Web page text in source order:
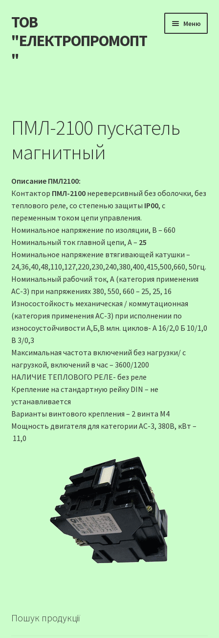
Перейти
до
навігації
Перейти
до
вмісту
ТОВ
"ЕЛЕКТРОПРОМОПТ
"
Меню
Прайс
Контакти
Про компанію
Карта сайту
ПМЛ-2100 пускатель
магнитный
Описание ПМЛ2100:
Контактор ПМЛ-2100нереверсивный без оболочки, без
теплового реле, со степенью защиты IP00, c
переменным током цепи управления.
Номинальное напряжение по изоляции, В – 660
Номинальный ток главной цепи, А – 25
Номинальное напряжение втягивающей катушки –
24,36,40,48,110,127,220,230,240,380,400,415,500,660, 50гц.
Номинальный рабочий ток, А (категория применения
АС-3) при напряжениях 380, 550, 660 – 25, 25, 16
Износостойкость механическая / коммутационная
(категория применения АС-3) при исполнении по
износоустойчивости А,Б,В млн. циклов- А 16/2,0 Б 10/1,0
В 3/0,3
Максимальная частота включений без нагрузки/ с
нагрузкой, включений в час – 3600/1200
НАЛИЧИЕ ТЕПЛОВОГО РЕЛЕ- без реле
Крепление на стандартную рейку DIN – не
устанавливается
Варианты винтового крепления – 2 винта М4
Мощность двигателя для категории АС-3, 380В, кВт –
11,0
Пошук продукції